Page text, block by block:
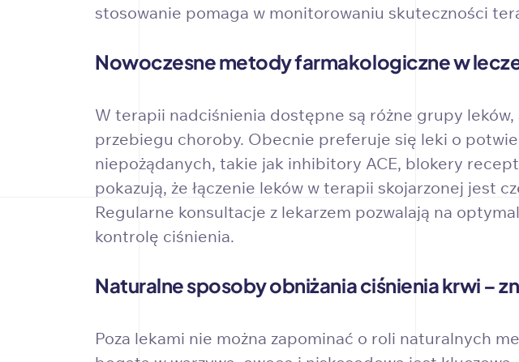
stosowanie pomaga w monitorowaniu skuteczności
Nowoczesne metody farmakologiczne w
W terapii nadciśnienia dostępne są różne grupy
przebiegu choroby. Obecnie preferuje się leki o
niepożądanych, takie jak inhibitory ACE, blokery
pokazują, że łączenie leków w terapii skojarzonej jest
Regularne konsultacje z lekarzem pozwalają na
kontrolę ciśnienia.
Naturalne sposoby obniżania ciśnienia krwi –
Poza lekami nie można zapominać o roli naturalnych